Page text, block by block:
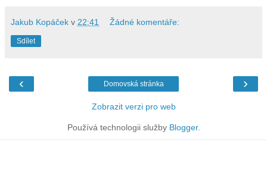
Jakub Kopáček v 22:41 Žádné komentáře:
Sdílet
‹ ›
Domovská stránka
Zobrazit verzi pro web
Používá technologii služby Blogger.